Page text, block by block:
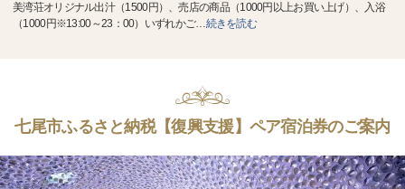
美湾荘オリジナル出汁（1500円）、売店の商品（1000円以上お買い上げ）、入浴
（1000円※13:00～23：00）いずれかご…続きを読む
七尾市ふるさと納税【復興支援】ペア宿泊券のご案内